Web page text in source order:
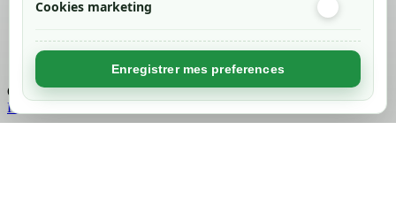
Cookies marketing
Enregistrer mes preferences
Created byNageoconcept
Chargement...
Retour en haut